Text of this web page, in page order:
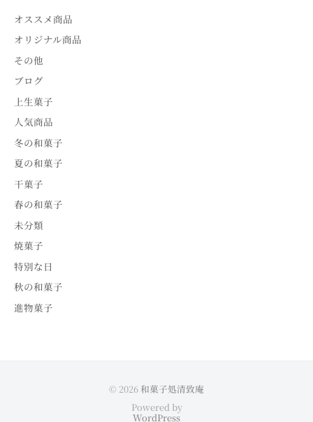
オススメ商品
オリジナル商品
その他
ブログ
上生菓子
人気商品
冬の和菓子
夏の和菓子
干菓子
春の和菓子
未分類
焼菓子
特別な日
秋の和菓子
進物菓子
© 2026和菓子処清致庵
Powered by
WordPress